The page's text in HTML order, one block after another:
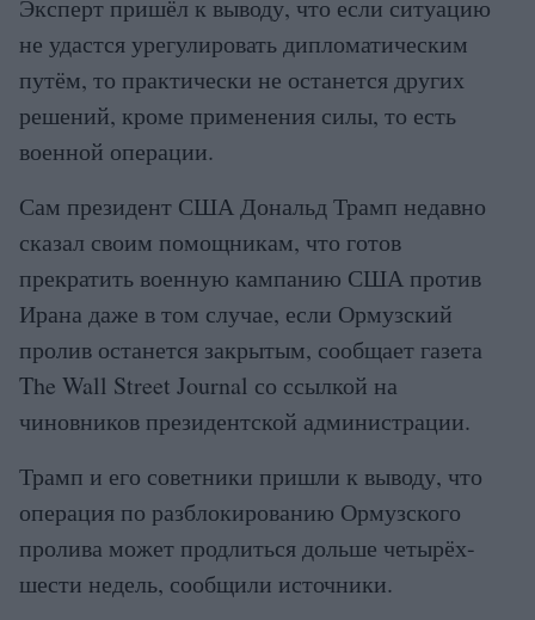
Эксперт пришёл к выводу, что если ситуацию
не удастся урегулировать дипломатическим
путём, то практически не останется других
решений, кроме применения силы, то есть
военной операции.
Сам президент США Дональд Трамп недавно
сказал своим помощникам, что готов
прекратить военную кампанию США против
Ирана даже в том случае, если Ормузский
пролив останется закрытым, сообщает газета
The Wall Street Journal со ссылкой на
чиновников президентской администрации.
Трамп и его советники пришли к выводу, что
операция по разблокированию Ормузского
пролива может продлиться дольше четырёх-
шести недель, сообщили источники.